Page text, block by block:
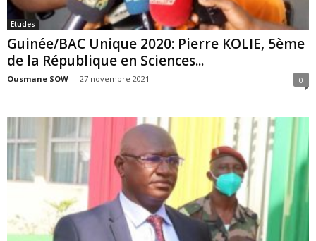
Etudes
Guinée/BAC Unique 2020: Pierre KOLIE, 5ème
de la République en Sciences...
Ousmane SOW - 27 novembre 2021 0